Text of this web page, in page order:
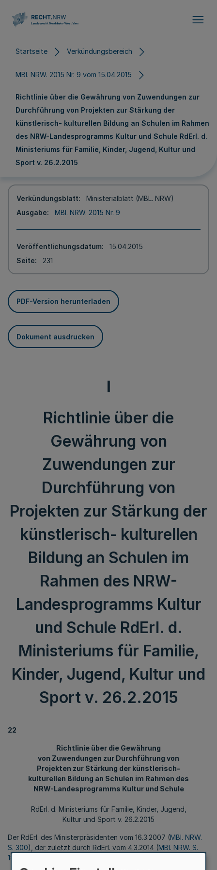
Startseite Verkündungsbereich
MBl. NRW. 2015 Nr. 9 vom 15.04.2015
Richtlinie über die Gewährung von Zuwendungen zur
Durchführung von Projekten zur Stärkung der
künstlerisch- kulturellen Bildung an Schulen im Rahmen
des NRW-Landesprogramms Kultur und Schule RdErl. d.
Ministeriums für Familie, Kinder, Jugend, Kultur und
Sport v. 26.2.2015
Verkündungsblatt
Ministerialblatt (MBL. NRW)
Ausgabe
MBl. NRW. 2015 Nr. 9
Veröffentlichungsdatum
15.04.2015
Seite
231
PDF-Version herunterladen
Dokument ausdrucken
I
Richtlinie über die
Gewährung von
Zuwendungen zur
Durchführung von
Projekten zur Stärkung der
künstlerisch- kulturellen
Bildung an Schulen im
Rahmen des NRW-
Landesprogramms Kultur
und Schule RdErl. d.
Ministeriums für Familie,
Kinder, Jugend, Kultur und
Sport v. 26.2.2015
22
Richtlinie über die Gewährung
von Zuwendungen zur Durchführung von
Projekten zur Stärkung der künstlerisch-
kulturellen Bildung an Schulen im Rahmen des
NRW-Landesprogramms Kultur und Schule
RdErl. d. Ministeriums für Familie, Kinder, Jugend,
Kultur und Sport v. 26.2.2015
Der RdErl. des Ministerpräsidenten vom 16.3.2007 (MBl. NRW.
S. 300), der zuletzt durch RdErl. vom 4.3.2014 (MBl. NRW. S.
186